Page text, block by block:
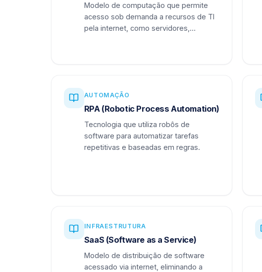
Modelo de computação que permite
acesso sob demanda a recursos de TI
pela internet, como servidores,
AUTOMAÇÃO
RPA (Robotic Process Automation)
Tecnologia que utiliza robôs de
software para automatizar tarefas
repetitivas e baseadas em regras.
INFRAESTRUTURA
SaaS (Software as a Service)
Modelo de distribuição de software
acessado via internet, eliminando a